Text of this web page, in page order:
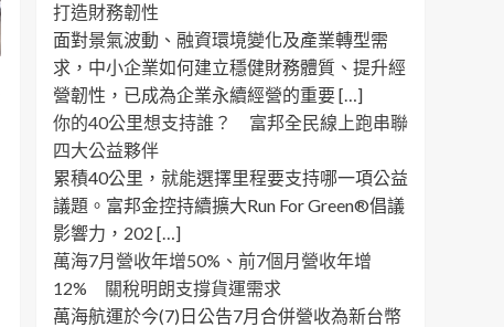
打造財務韌性
面對景氣波動、融資環境變化及產業轉型需
求，中小企業如何建立穩健財務體質、提升經
營韌性，已成為企業永續經營的重要 […]
你的40公里想支持誰？ 富邦全民線上跑串聯
四大公益夥伴
累積40公里，就能選擇里程要支持哪一項公益
議題。富邦金控持續擴大Run For Green®倡議
影響力，202 […]
萬海7月營收年增50%、前7個月營收年增
12% 關稅明朗支撐貨運需求
萬海航運於今(7)日公告7月合併營收為新台幣